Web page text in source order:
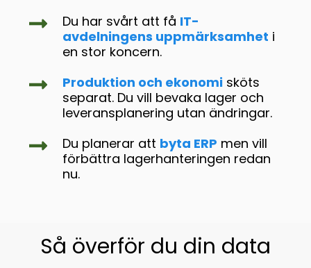
Du har svårt att få IT-
avdelningens uppmärksamhet i
en stor koncern.
Produktion och ekonomi sköts
separat. Du vill bevaka lager och
leveransplanering utan ändringar.
Du planerar att byta ERP men vill
förbättra lagerhanteringen redan
nu.
Så överför du din data